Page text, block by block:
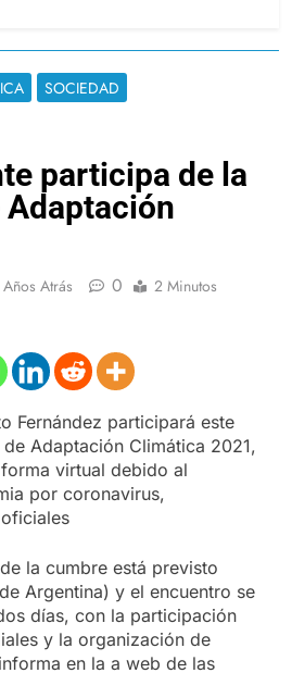
SOCIEDAD
participa de la
Adaptación
Atrás 0 2 Minutos
Fernández participará este
Adaptación Climática 2021,
virtual debido al
por coronavirus,
la cumbre está previsto
Argentina) y el encuentro se
días, con la participación
y la organización de
en la a web de las